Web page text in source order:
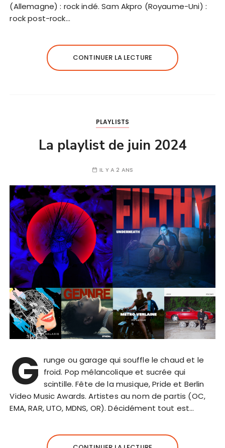
(Allemagne) : rock indé. Sam Akpro (Royaume-Uni) :
rock post-rock…
CONTINUER LA LECTURE
PLAYLISTS
La playlist de juin 2024
IL Y A 2 ANS
G runge ou garage qui souffle le chaud et le
froid. Pop mélancolique et sucrée qui
scintille. Fête de la musique, Pride et Berlin
Video Music Awards. Artistes au nom de partis (OC,
EMA, RAR, UTO, MDNS, OR). Décidément tout est…